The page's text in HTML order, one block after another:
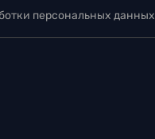
персональных данных